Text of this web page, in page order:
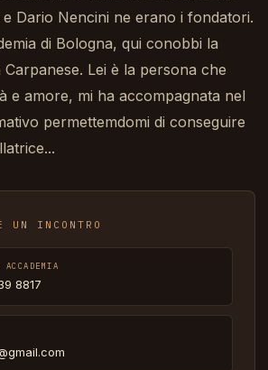
Dario Nencini ne erano i fondatori.
di Bologna, qui conobbi la
Lei è la persona che
e amore, mi ha accompagnata nel
permettemdomi di conseguire
UN INCONTRO
ACCADEMIA
8817